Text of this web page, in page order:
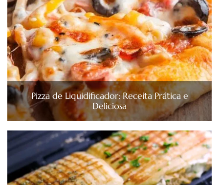
Pizza de Liquidificador: Receita Prática e
Deliciosa